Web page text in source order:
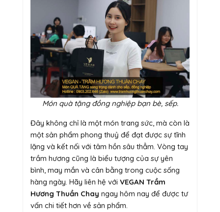
Món quà tặng đồng nghiệp bạn bè, sếp.
Đây không chỉ là một món trang sức, mà còn là
một sản phẩm phong thuỷ để đạt được sự tĩnh
lặng và kết nối với tâm hồn sâu thẳm. Vòng tay
trầm hương cũng là biểu tượng của sự yên
bình, may mắn và cân bằng trong cuộc sống
hàng ngày. Hãy liên hệ với VEGAN Trầm
Hương Thuần Chay ngay hôm nay để được tư
vấn chi tiết hơn về sản phẩm.